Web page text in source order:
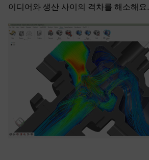
이디어와 생산 사이의 격차를 해소해요.